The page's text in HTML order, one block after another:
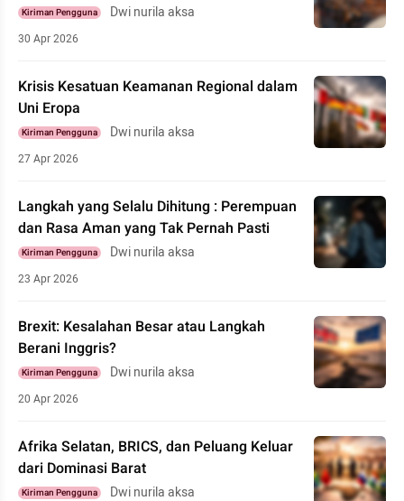
Kiriman Pengguna Dwi nurila aksa
30 Apr 2026
Krisis Kesatuan Keamanan Regional dalam
Uni Eropa
Kiriman Pengguna Dwi nurila aksa
27 Apr 2026
Langkah yang Selalu Dihitung : Perempuan
dan Rasa Aman yang Tak Pernah Pasti
Kiriman Pengguna Dwi nurila aksa
23 Apr 2026
Brexit: Kesalahan Besar atau Langkah
Berani Inggris?
Kiriman Pengguna Dwi nurila aksa
20 Apr 2026
Afrika Selatan, BRICS, dan Peluang Keluar
dari Dominasi Barat
Kiriman Pengguna Dwi nurila aksa